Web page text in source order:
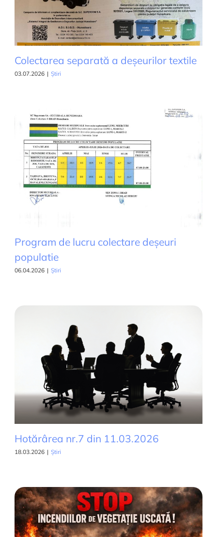
Colectarea separată a deșeurilor textile
03.07.2026 | Știri
Program de lucru colectare deșeuri
populatie
06.04.2026 | Știri
Hotărârea nr.7 din 11.03.2026
18.03.2026 | Știri